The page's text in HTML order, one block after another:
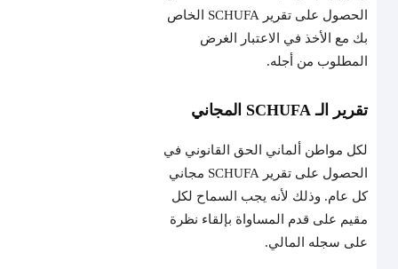
الحصول على تقرير SCHUFA الخاص
بك مع الأخذ في الاعتبار الغرض
المطلوب من أجله.
تقرير الـ SCHUFA المجاني
لكل مواطن ألماني الحق القانوني في
الحصول على تقرير SCHUFA مجاني
كل عام. وذلك لأنه يجب السماح لكل
مقيم على قدم المساواة بإلقاء نظرة
على سجله المالي.